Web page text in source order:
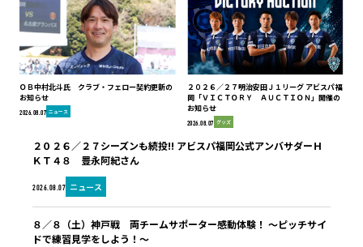
ＯＢ中村北斗氏 クラブ・フェロー契約更新の
お知らせ
2026.08.07 ニュース
２０２６／２７明治安田Ｊ１リーグ アビスパ福
岡「ＶＩＣＴＯＲＹ ＡＵＣＴＩＯＮ」開催の
お知らせ
2026.08.07 グッズ
2026.08.07 ニュース
２０２６／２７シーズンも続投!! アビスパ福岡公式アンバサダーＨ
ＫＴ４８ 豊永阿紀さん
８／８（土）神戸戦 両チームサポーター感動体験！ ～ピッチサイ
ドで練習見学をしよう！～